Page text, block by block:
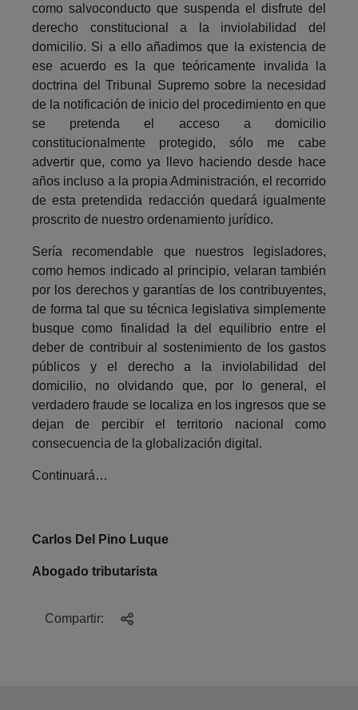
como salvoconducto que suspenda el disfrute del
derecho constitucional a la inviolabilidad del
domicilio. Si a ello añadimos que la existencia de
ese acuerdo es la que teóricamente invalida la
doctrina del Tribunal Supremo sobre la necesidad
de la notificación de inicio del procedimiento en que
se pretenda el acceso a domicilio
constitucionalmente protegido, sólo me cabe
advertir que, como ya llevo haciendo desde hace
años incluso a la propia Administración, el recorrido
de esta pretendida redacción quedará igualmente
proscrito de nuestro ordenamiento jurídico.
Sería recomendable que nuestros legisladores,
como hemos indicado al principio, velaran también
por los derechos y garantías de los contribuyentes,
de forma tal que su técnica legislativa simplemente
busque como finalidad la del equilibrio entre el
deber de contribuir al sostenimiento de los gastos
públicos y el derecho a la inviolabilidad del
domicilio, no olvidando que, por lo general, el
verdadero fraude se localiza en los ingresos que se
dejan de percibir el territorio nacional como
consecuencia de la globalización digital.
Continuará…
Carlos Del Pino Luque
Abogado tributarista
Compartir: